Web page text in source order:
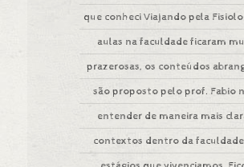
que conheci Viajando pela
aulas na faculdade ficaram
prazerosas, os conteúdos
são proposto pelo prof. Fabio
entender de maneira mais
contextos dentro da faculdade